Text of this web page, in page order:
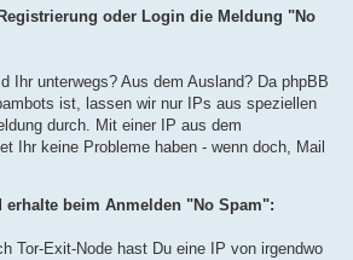
oder Login die Meldung "No
Ihr unterwegs? Aus dem Ausland? Da phpBB
ist, lassen wir nur IPs aus speziellen
durch. Mit einer IP aus dem
Ihr keine Probleme haben - wenn doch, Mail
erhalte beim Anmelden "No Spam":
Tor-Exit-Node hast Du eine IP von irgendwo